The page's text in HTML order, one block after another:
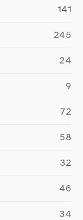
141
245
24
9
72
58
32
46
34